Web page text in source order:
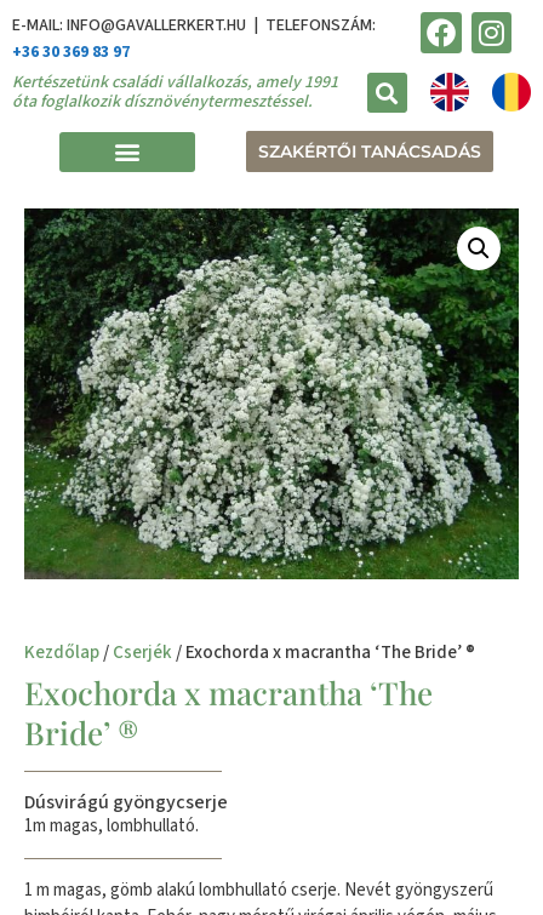
E-MAIL: INFO@GAVALLERKERT.HU | TELEFONSZÁM:
+36 30 369 83 97
Kertészetünk családi vállalkozás, amely 1991
óta foglalkozik dísznövénytermesztéssel.
SZAKÉRTŐI TANÁCSADÁS
Kezdőlap/Cserjék/ Exochorda x macrantha ‘The Bride’ ®
Exochorda x macrantha ‘The
Bride’ ®
Dúsvirágú gyöngycserje
1m magas, lombhullató.
1 m magas, gömb alakú lombhullató cserje. Nevét gyöngyszerű